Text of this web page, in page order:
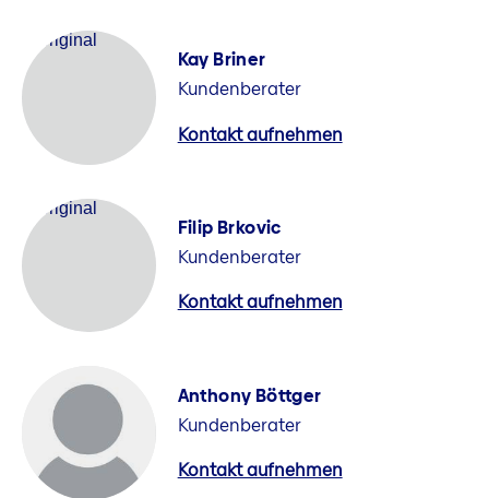
Kay Briner
Kundenberater
Kontakt aufnehmen
Filip Brkovic
Kundenberater
Kontakt aufnehmen
Anthony Böttger
Kundenberater
Kontakt aufnehmen